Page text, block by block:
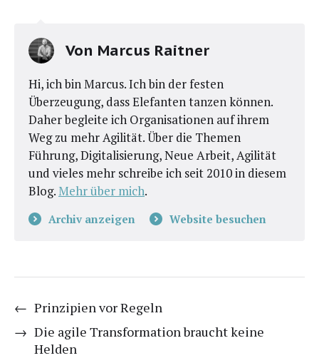
Von Marcus Raitner
Hi, ich bin Marcus. Ich bin der festen
Überzeugung, dass Elefanten tanzen können.
Daher begleite ich Organisationen auf ihrem
Weg zu mehr Agilität. Über die Themen
Führung, Digitalisierung, Neue Arbeit, Agilität
und vieles mehr schreibe ich seit 2010 in diesem
Blog.Mehr über mich.
Archiv anzeigen Website besuchen
← Prinzipien vor Regeln
→ Die agile Transformation braucht keine
Helden